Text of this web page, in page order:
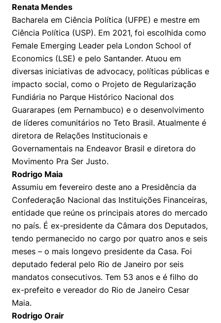
Renata Mendes
Bacharela em Ciência Política (UFPE) e mestre em
Ciência Política (USP). Em 2021, foi escolhida como
Female Emerging Leader pela London School of
Economics (LSE) e pelo Santander. Atuou em
diversas iniciativas de advocacy, políticas públicas e
impacto social, como o Projeto de Regularização
Fundiária no Parque Histórico Nacional dos
Guararapes (em Pernambuco) e o desenvolvimento
de líderes comunitários no Teto Brasil. Atualmente é
diretora de Relações Institucionais e
Governamentais na Endeavor Brasil e diretora do
Movimento Pra Ser Justo.
Rodrigo Maia
Assumiu em fevereiro deste ano a Presidência da
Confederação Nacional das Instituições Financeiras,
entidade que reúne os principais atores do mercado
no país. É ex-presidente da Câmara dos Deputados,
tendo permanecido no cargo por quatro anos e seis
meses – o mais longevo presidente da Casa. Foi
deputado federal pelo Rio de Janeiro por seis
mandatos consecutivos. Tem 53 anos e é filho do
ex-prefeito e vereador do Rio de Janeiro Cesar
Maia.
Rodrigo Orair
Cookies estritamente necessários